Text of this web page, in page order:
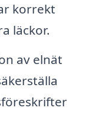
korrekt
läckor.
av elnät